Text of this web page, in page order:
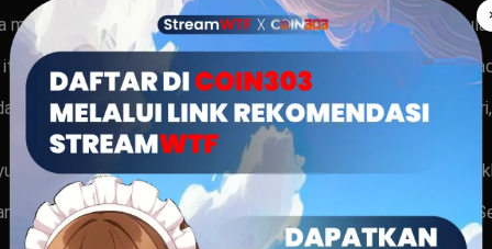
meminjam ketapelku, saya tidak keberatan, dicarinya batu
tuing sakitnya bukan main. saya menangis sejadi-
Agus berlari sekuat-kuatnya menuju ke rumah. ini bu
ke dokter, sambil menangis, ibuku bertanya, ada apa
ibuku yang membawa mobil, susterku di samping